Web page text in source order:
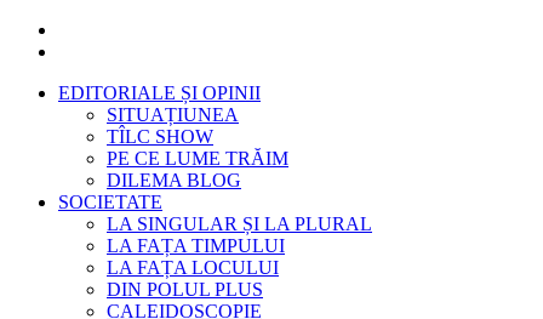
EDITORIALE ȘI OPINII
SITUAȚIUNEA
TÎLC SHOW
PE CE LUME TRĂIM
DILEMA BLOG
SOCIETATE
LA SINGULAR ȘI LA PLURAL
LA FAȚA TIMPULUI
LA FAȚA LOCULUI
DIN POLUL PLUS
CALEIDOSCOPIE